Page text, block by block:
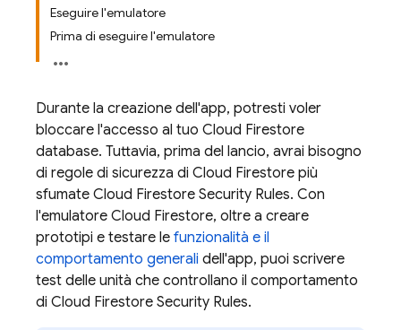
Eseguire l'emulatore
Prima di eseguire l'emulatore
Durante la creazione dell'app, potresti voler
bloccare l'accesso al tuo Cloud Firestore
database. Tuttavia, prima del lancio, avrai bisogno
di regole di sicurezza di Cloud Firestore più
sfumate Cloud Firestore Security Rules. Con
l'emulatore Cloud Firestore, oltre a creare
prototipi e testare le funzionalità e il
comportamento generali dell'app, puoi scrivere
test delle unità che controllano il comportamento
di Cloud Firestore Security Rules.